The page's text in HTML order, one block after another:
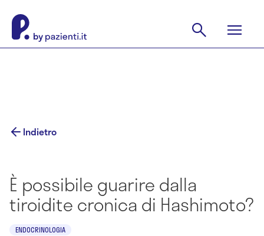
Indietro
È possibile guarire dalla
tiroidite cronica di Hashimoto?
ENDOCRINOLOGIA